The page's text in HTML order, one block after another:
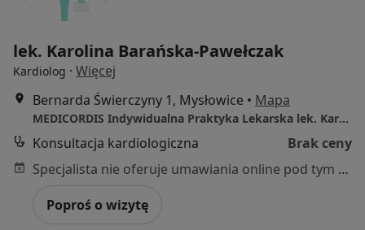
lek. Karolina Barańska-Pawełczak
Kardiolog · Więcej
Bernarda Świerczyny 1, Mysłowice • Mapa
MEDICORDIS Indywidualna Praktyka Lekarska lek. Karolina Barańska-Pawełczak
Konsultacja kardiologiczna
Brak ceny
Specjalista nie oferuje umawiania online pod tym adresem.
Poproś o wizytę